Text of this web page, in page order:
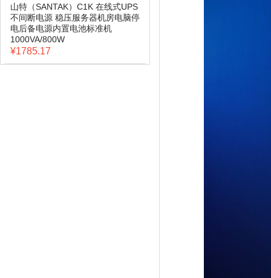
山特（SANTAK）C1K 在线式UPS
不间断电源 稳压服务器机房电脑停
电后备电源内置电池标准机
1000VA/800W
¥1785.17